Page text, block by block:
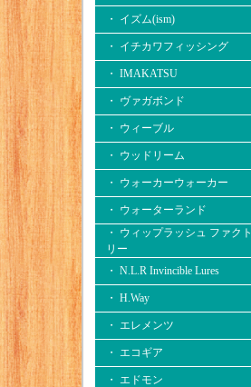
・ イズム(ism)
・ イチカワフィッシング
・ IMAKATSU
・ ヴァガボンド
・ ウィーブル
・ ウッドリーム
・ ウォーカーウォーカー
・ ウォーターランド
・ ウィップラッシュ ファクト
リー
・ N.L.R Invincible Lures
・ H.Way
・ エレメンツ
・ エコギア
・ エドモン